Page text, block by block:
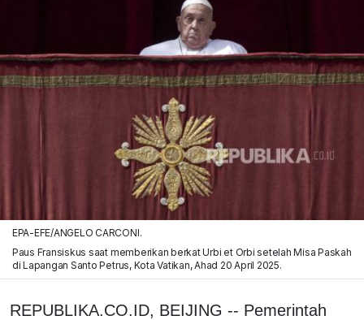
EPA-EFE/ANGELO CARCONI.
Paus Fransiskus saat memberikan berkat Urbi et Orbi setelah Misa Paskah
di Lapangan Santo Petrus, Kota Vatikan, Ahad 20 April 2025.
REPUBLIKA.CO.ID, BEIJING -- Pemerintah